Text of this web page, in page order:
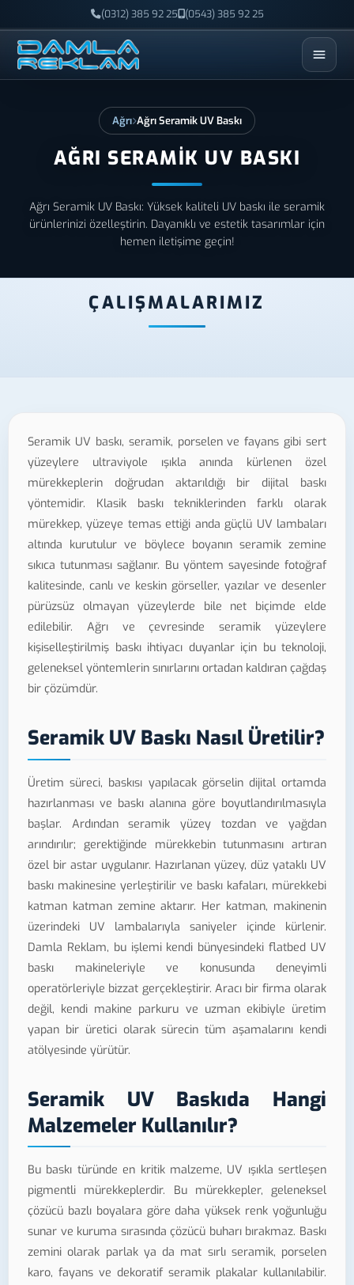
(0312) 385 92 25 (0543) 385 92 25
ESC
Ağrı Ağrı Seramik UV Baskı
AĞRI SERAMIK UV BASKI
Ağrı Seramik UV Baskı: Yüksek kaliteli UV baskı ile seramik
ürünlerinizi özelleştirin. Dayanıklı ve estetik tasarımlar için
hemen iletişime geçin!
ÇALIŞMALARIMIZ
Seramik UV baskı, seramik, porselen ve fayans gibi sert
yüzeylere ultraviyole ışıkla anında kürlenen özel
mürekkeplerin doğrudan aktarıldığı bir dijital baskı
yöntemidir. Klasik baskı tekniklerinden farklı olarak
mürekkep, yüzeye temas ettiği anda güçlü UV lambaları
altında kurutulur ve böylece boyanın seramik zemine
sıkıca tutunması sağlanır. Bu yöntem sayesinde fotoğraf
kalitesinde, canlı ve keskin görseller, yazılar ve desenler
pürüzsüz olmayan yüzeylerde bile net biçimde elde
edilebilir. Ağrı ve çevresinde seramik yüzeylere
kişiselleştirilmiş baskı ihtiyacı duyanlar için bu teknoloji,
geleneksel yöntemlerin sınırlarını ortadan kaldıran çağdaş
bir çözümdür.
Seramik UV Baskı Nasıl Üretilir?
Üretim süreci, baskısı yapılacak görselin dijital ortamda
hazırlanması ve baskı alanına göre boyutlandırılmasıyla
başlar. Ardından seramik yüzey tozdan ve yağdan
arındırılır; gerektiğinde mürekkebin tutunmasını artıran
özel bir astar uygulanır. Hazırlanan yüzey, düz yataklı UV
baskı makinesine yerleştirilir ve baskı kafaları, mürekkebi
katman katman zemine aktarır. Her katman, makinenin
üzerindeki UV lambalarıyla saniyeler içinde kürlenir.
Damla Reklam, bu işlemi kendi bünyesindeki flatbed UV
baskı makineleriyle ve konusunda deneyimli
operatörleriyle bizzat gerçekleştirir. Aracı bir firma olarak
değil, kendi makine parkuru ve uzman ekibiyle üretim
yapan bir üretici olarak sürecin tüm aşamalarını kendi
atölyesinde yürütür.
Seramik UV Baskıda Hangi
Malzemeler Kullanılır?
Bu baskı türünde en kritik malzeme, UV ışıkla sertleşen
pigmentli mürekkeplerdir. Bu mürekkepler, geleneksel
çözücü bazlı boyalara göre daha yüksek renk yoğunluğu
sunar ve kuruma sırasında çözücü buharı bırakmaz. Baskı
zemini olarak parlak ya da mat sırlı seramik, porselen
karo, fayans ve dekoratif seramik plakalar kullanılabilir.